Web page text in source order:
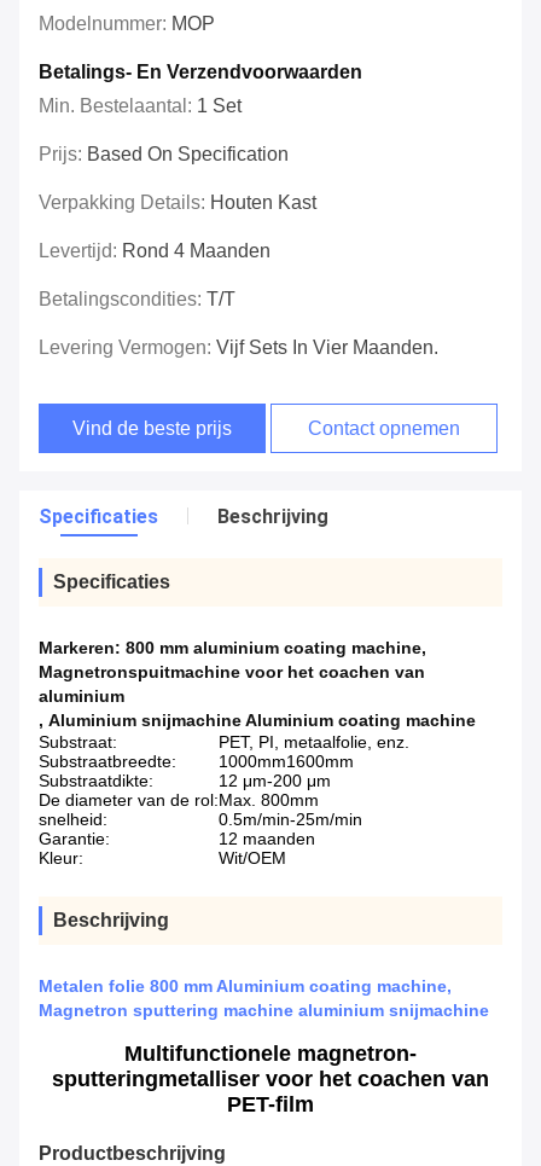
Modelnummer: MOP
Betalings- En Verzendvoorwaarden
Min. Bestelaantal: 1 Set
Prijs: Based On Specification
Verpakking Details: Houten Kast
Levertijd: Rond 4 Maanden
Betalingscondities: T/T
Levering Vermogen: Vijf Sets In Vier Maanden.
Vind de beste prijs Contact opnemen
Specificaties Beschrijving
Specificaties
Markeren: 800 mm aluminium coating machine,
Magnetronspuitmachine voor het coachen van
aluminium
, Aluminium snijmachine Aluminium coating machine
Substraat:
PET, PI, metaalfolie, enz.
Substraatbreedte:
1000mm1600mm
Substraatdikte:
12 μm-200 μm
De diameter van de rol:Max. 800mm
snelheid:
0.5m/min-25m/min
Garantie:
12 maanden
Kleur:
Wit/OEM
Beschrijving
Metalen folie 800 mm Aluminium coating machine,
Magnetron sputtering machine aluminium snijmachine
Multifunctionele magnetron-
sputteringmetalliser voor het coachen van
PET-film
Productbeschrijving